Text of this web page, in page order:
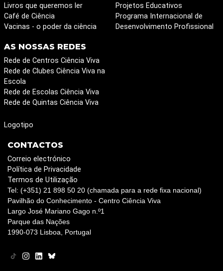
Livros que queremos ler
Café de Ciência
Vacinas - o poder da ciência
Projetos Educativos
Programa Internacional de
Desenvolvimento Profissional
AS NOSSAS REDES
Rede de Centros Ciência Viva
Rede de Clubes Ciência Viva na
Escola
Rede de Escolas Ciência Viva
Rede de Quintas Ciência Viva
Logotipo
CONTACTOS
Correio electrónico
Política de Privacidade
Termos de Utilização
Tel: (+351) 21 898 50 20 (chamada para a rede fixa nacional)
Pavilhão do Conhecimento - Centro Ciência Viva
Largo José Mariano Gago n.º1
Parque das Nações
1990-073 Lisboa, Portugal